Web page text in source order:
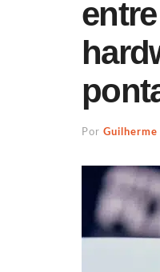
Por Guilherme